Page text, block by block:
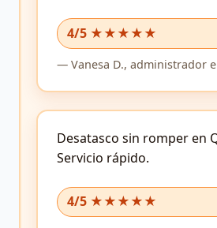
4/5 ★★★★★
— Vanesa D., administrador
4/5 ★★★★★
Desatasco sin romper en
Servicio rápido.